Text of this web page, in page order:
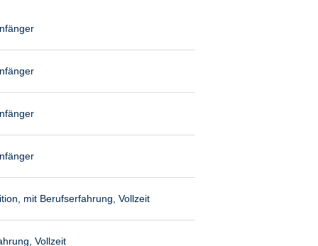
mit Berufserfahrung, Vollzeit
Vollzeit